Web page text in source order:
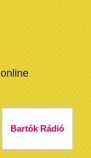
Bartók Rádió